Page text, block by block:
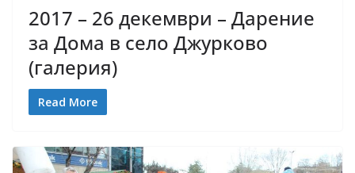
2017 – 26 декември – Дарение
за Дома в село Джурково
(галерия)
Read More